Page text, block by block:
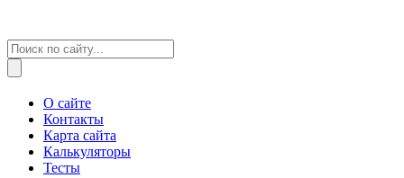
О сайте
Контакты
Карта сайта
Калькуляторы
Тесты